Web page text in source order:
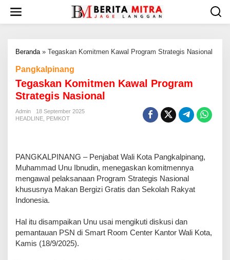
w
Beranda» Tegaskan Komitmen Kawal Program Strategis Nasional
Pangkalpinang
Tegaskan Komitmen Kawal Program
Strategis Nasional
Admin
18 September 2025
HEADLINE PEMKOT
‎PANGKALPINANG – Penjabat Wali Kota Pangkalpinang,
Muhammad Unu Ibnudin, menegaskan komitmennya
mengawal pelaksanaan Program Strategis Nasional
khususnya Makan Bergizi Gratis dan Sekolah Rakyat
Indonesia.
‎Hal itu disampaikan Unu usai mengikuti diskusi dan
pemantauan PSN di Smart Room Center Kantor Wali Kota,
Kamis (18/9/2025).